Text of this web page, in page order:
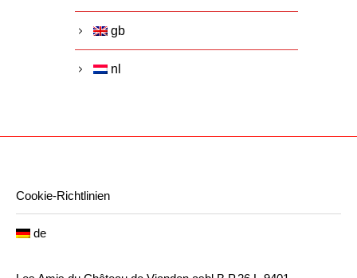
gb
nl
Cookie-Richtlinien
de